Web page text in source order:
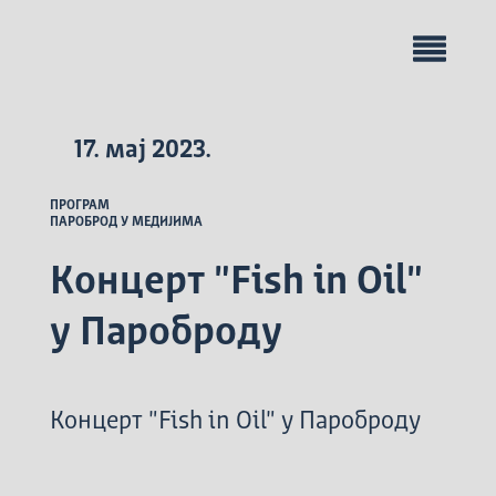
17. мај 2023.
ПРОГРАМ
ПАРОБРОД У МЕДИЈИМА
Концерт "Fish in Oil"
у Пароброду
Концерт "Fish in Oil" у Пароброду